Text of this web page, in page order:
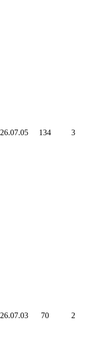
26.07.05 134 3
26.07.03 70 2